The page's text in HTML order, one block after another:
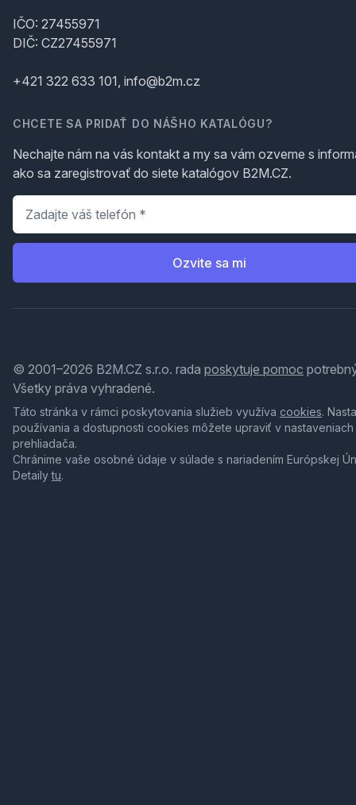
IČO: 27455971
DIČ: CZ27455971
+421 322 633 101, info@b2m.cz
CHCETE SA PRIDAŤ DO NÁŠHO KATALÓGU?
Nechajte nám na vás kontakt a my sa vám ozveme s
ako sa zaregistrovať do siete katalógov B2M.CZ.
Telefón
Ozvite sa mi
© 2001–2026 B2M.CZ s.r.o. rada poskytuje pomoc
Všetky práva vyhradené.
Táto stránka v rámci poskytovania služieb využíva cookies.
používania a dostupnosti cookies môžete upraviť v nastaveniach
prehliadača.
Chránime vaše osobné údaje v súlade s nariadením Európskej
Detailytu.